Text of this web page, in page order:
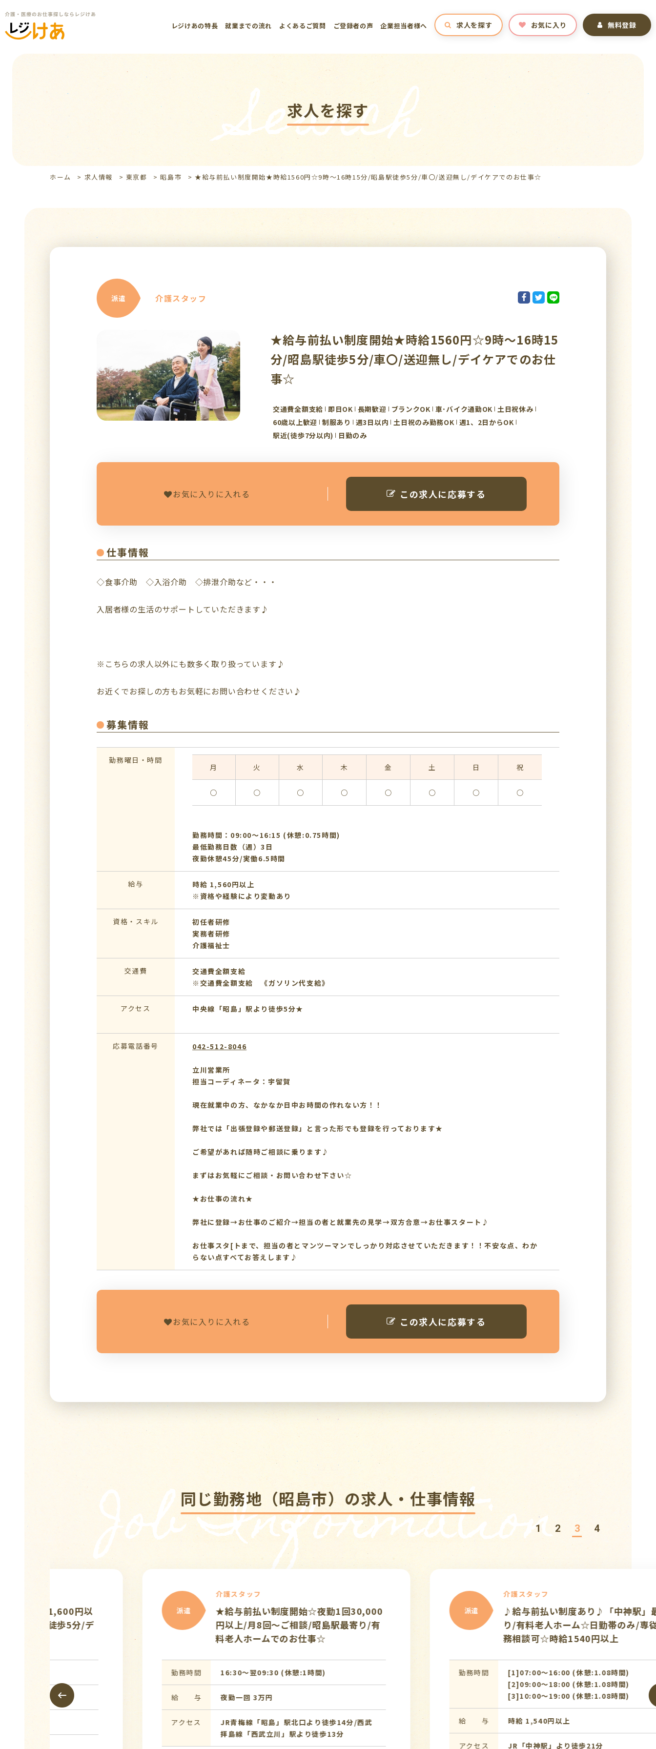
レジけあの特長 就業までの流れ よくあるご質問 ご登録者の声 企業担当者様へ 求人を探す お気に入り 無料登録
求人を探す
Search
ホーム > 求人情報 > 東京都 >昭島市 >★給与前払い制度開始★時給1560円☆9時～16時15分/昭島駅徒歩5分/車〇/送迎無し/デイケアでのお仕事☆
派遣 介護スタッフ
★給与前払い制度開始★時給1560円☆9時～16時15
分/昭島駅徒歩5分/車〇/送迎無し/デイケアでのお仕
事☆
交通費全額支給 即日OK 長期歓迎 ブランクOK 車･バイク通勤OK 土日祝休み
60歳以上歓迎 制服あり 週3日以内 土日祝のみ勤務OK 週1、2日からOK
駅近(徒歩7分以内)
日勤のみ
お気に入りに入れる この求人に応募する
仕事情報
◇食事介助 ◇入浴介助 ◇排泄介助など・・・
入居者様の生活のサポートしていただきます♪
※こちらの求人以外にも数多く取り扱っています♪
お近くでお探しの方もお気軽にお問い合わせください♪
募集情報
勤務曜日・時間
月 火 水 木 金 土 日 祝
○ ○ ○ ○ ○ ○ ○ ○
勤務時間：09:00〜16:15 (休憩:0.75時間)
最低勤務日数（週）3日
夜勤休憩45分/実働6.5時間
給与
時給 1,560円以上
※資格や経験により変動あり
資格・スキル
初任者研修
実務者研修
介護福祉士
交通費
交通費全額支給
※交通費全額支給 《ガソリン代支給》
アクセス 中央線「昭島」駅より徒歩5分★
応募電話番号 042-512-8046
立川営業所
担当コーディネータ：宇留賀
現在就業中の方、なかなか日中お時間の作れない方！！
弊社では「出張登録や郵送登録」と言った形でも登録を行っております★
ご希望があれば随時ご相談に乗ります♪
まずはお気軽にご相談・お問い合わせ下さい☆
★お仕事の流れ★
弊社に登録→お仕事のご紹介→担当の者と就業先の見学→双方合意→お仕事スタート♪
お仕事スタ[トまで、担当の者とマンツーマンでしっかり対応させていただきます！！不安な点、わか
らない点すべてお答えします♪
お気に入りに入れる この求人に応募する
Job Information
同じ勤務地（昭島市）の求人・仕事情報
派遣
★給与前払い制度開始☆夜勤1回30,000
円以上/月8回～ご相談/昭島駅最寄り/有
料老人ホームでのお仕事☆
16:30〜翌09:30 (休憩:1時間)
夜勤一回 3万円
JR青梅線「昭島」駅北口より徒歩14分/西武
拝島線「西武立川」駅より徒歩13分
派遣
介護スタッフ
♪給与前払い制度あり♪「中神駅」最寄
り/有料老人ホーム☆日勤帯のみ/専従勤
務相談可☆時給1540円以上
[1]07:00〜16:00 (休憩:1.08時間)
[2]09:00〜18:00 (休憩:1.08時間)
[3]10:00〜19:00 (休憩:1.08時間)
給 与 時給 1,540円以上
アクセス JR「中神駅」より徒歩21分
1 2 3 4